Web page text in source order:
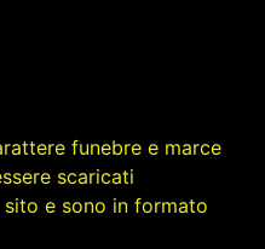
funebre e marce
scaricati
sito e sono in formato